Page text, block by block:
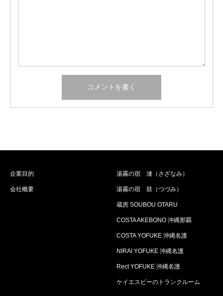
企業目的
会社概要
湯霧の宿 漣（さざなみ）
湯霧の宿 鼓（つづみ）
蔵房 SOUBOU OTARU
COSTA AKEBONO 沖縄那覇
COSTA YOFUKE 沖縄名護
NIRAI YOFUKE 沖縄名護
Rect YOFUKE 沖縄名護
ケイエスビーのトランクルーム